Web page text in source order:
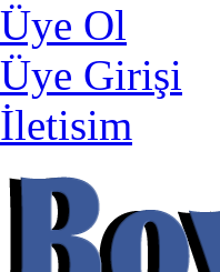
Üye Ol
Üye Girişi
İletisim